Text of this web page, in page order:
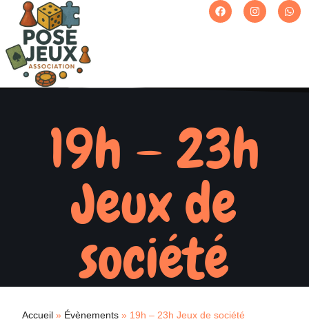
19h – 23h
Jeux de
société
Accueil » Évènements » 19h – 23h Jeux de société